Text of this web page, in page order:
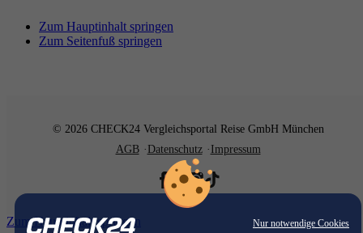
Nur notwendige Cookies
Zum Hauptinhalt springen
Zum Seitenfuß springen
© 2026 CHECK24 Vergleichsportal Reise GmbH München
AGB
Datenschutz Impressum
Zum Hauptinhalt springen